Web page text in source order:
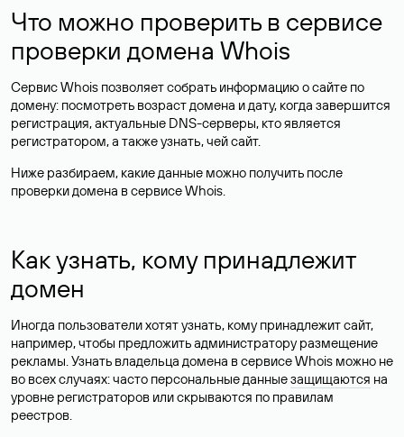
Что можно проверить в сервисе
проверки домена Whois
Сервис Whois позволяет собрать информацию о сайте по
домену: посмотреть возраст домена и дату, когда завершится
регистрация, актуальные DNS-серверы, кто является
регистратором, а также узнать, чей сайт.
Ниже разбираем, какие данные можно получить после
проверки домена в сервисе Whois.
Как узнать, кому принадлежит
домен
Иногда пользователи хотят узнать, кому принадлежит сайт,
например, чтобы предложить администратору размещение
рекламы. Узнать владельца домена в сервисе Whois можно не
во всех случаях: часто персональные данныезащищаются на
уровне регистраторов или скрываются по правилам
реестров.